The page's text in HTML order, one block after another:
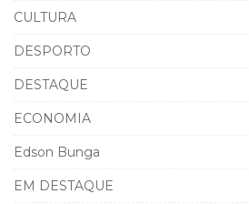
CULTURA
DESPORTO
DESTAQUE
ECONOMIA
Edson Bunga
EM DESTAQUE